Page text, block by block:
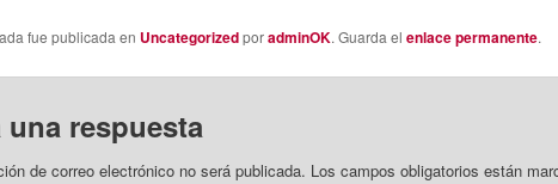
fue publicada en UncategorizedporadminOK. Guarda el enlace permanente.
una respuesta
de correo electrónico no será publicada. Los campos obligatorios están